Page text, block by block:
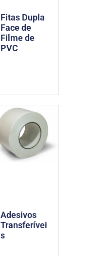
Fitas Dupla
Face de
Filme de
PVC
Adesivos
Transferívei
s